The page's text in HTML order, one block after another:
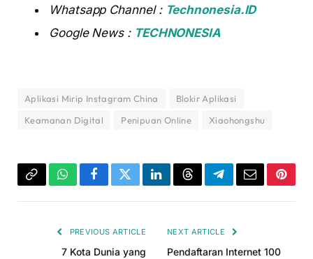
Whatsapp Channel : Technonesia.ID
Google News : TECHNONESIA
Aplikasi Mirip Instagram China
Blokir Aplikasi
Keamanan Digital
Penipuan Online Xiaohongshu
Copy WhatsAppFacebookTwitterLinkedInThreadsTelegramEmail
PREVIOUS ARTICLE
7 Kota Dunia yang
NEXT ARTICLE
Pendaftaran Internet 100